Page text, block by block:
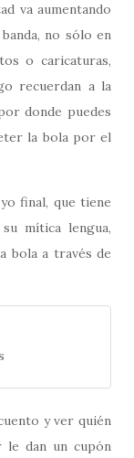
va aumentando
no sólo en
o caricaturas,
recuerdan a la
donde puedes
la bola por el
final, que tiene
mítica lengua,
bola a través de
y ver quién
le dan un cupón